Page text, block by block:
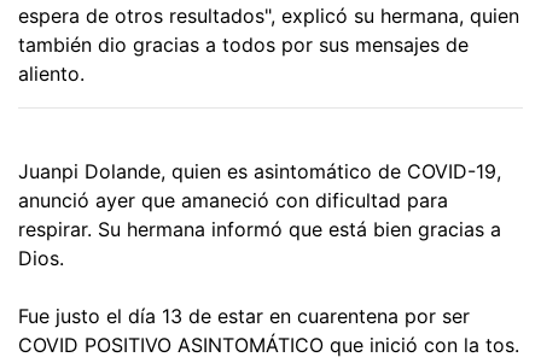
espera de otros resultados", explicó su hermana, quien
también dio gracias a todos por sus mensajes de
aliento.
Juanpi Dolande, quien es asintomático de COVID-19,
anunció ayer que amaneció con dificultad para
respirar. Su hermana informó que está bien gracias a
Dios.
Fue justo el día 13 de estar en cuarentena por ser
COVID POSITIVO ASINTOMÁTICO que inició con la tos.